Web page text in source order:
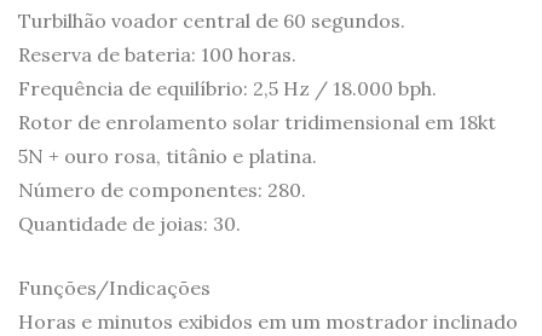
Turbilhão voador central de 60 segundos.
Reserva de bateria: 100 horas.
Frequência de equilíbrio: 2,5 Hz / 18.000 bph.
Rotor de enrolamento solar tridimensional em 18kt
5N + ouro rosa, titânio e platina.
Número de componentes: 280.
Quantidade de joias: 30.
Funções/Indicações
Horas e minutos exibidos em um mostrador inclinado